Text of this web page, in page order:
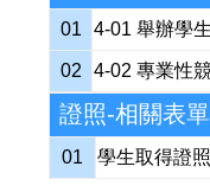
01 4-01 舉辦學
02 4-02 專業性
證照-相關表單
01 學生